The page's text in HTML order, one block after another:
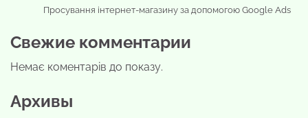
Просування інтернет-магазину за допомогою Google Ads
Свежие комментарии
Немає коментарів до показу.
Архивы